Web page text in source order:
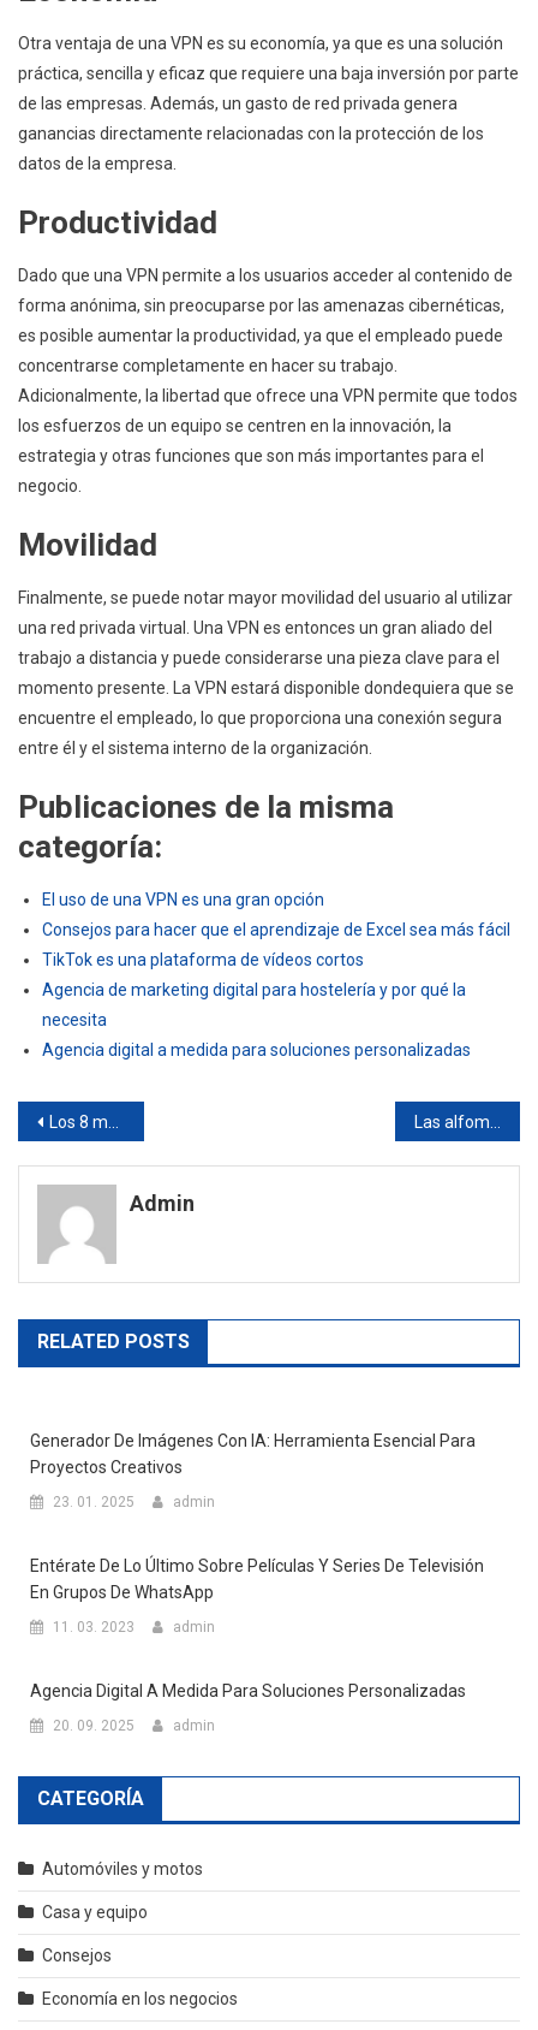
Otra ventaja de una VPN es su economía, ya que es una solución
práctica, sencilla y eficaz que requiere una baja inversión por parte
de las empresas. Además, un gasto de red privada genera
ganancias directamente relacionadas con la protección de los
datos de la empresa.
Productividad
Dado que una VPN permite a los usuarios acceder al contenido de
forma anónima, sin preocuparse por las amenazas cibernéticas,
es posible aumentar la productividad, ya que el empleado puede
concentrarse completamente en hacer su trabajo.
Adicionalmente, la libertad que ofrece una VPN permite que todos
los esfuerzos de un equipo se centren en la innovación, la
estrategia y otras funciones que son más importantes para el
negocio.
Movilidad
Finalmente, se puede notar mayor movilidad del usuario al utilizar
una red privada virtual. Una VPN es entonces un gran aliado del
trabajo a distancia y puede considerarse una pieza clave para el
momento presente. La VPN estará disponible dondequiera que se
encuentre el empleado, lo que proporciona una conexión segura
entre él y el sistema interno de la organización.
Publicaciones de la misma
categoría:
El uso de una VPN es una gran opción
Consejos para hacer que el aprendizaje de Excel sea más fácil
TikTok es una plataforma de vídeos cortos
Agencia de marketing digital para hostelería y por qué la
necesita
Agencia digital a medida para soluciones personalizadas
Navegación
de
entradas
Los 8 mejores trucos para recordar los verbos irregulares en inglés
Admin
RELATED POSTS
Generador De Imágenes Con IA: Herramienta Esencial Para
Proyectos Creativos
23. 01. 2025 admin
Entérate De Lo Último Sobre Películas Y Series De Televisión
En Grupos De WhatsApp
11. 03. 2023 admin
Agencia Digital A Medida Para Soluciones Personalizadas
20. 09. 2025 admin
CATEGORÍA
Automóviles y motos
Casa y equipo
Consejos
Economía en los negocios